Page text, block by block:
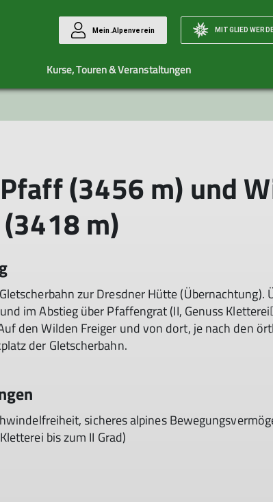
Mein.Alpenverein MITGLIED
Kurse, Touren & Veranstaltungen
Kursübersicht
Jugendgruppe
Montagsbergtouren
Mitgliedschaft
(3456 m) und
m)
zur Dresdner Hütte (Übernachtung).
im Abstieg über Pfaffengrat (II, Genuss
den Wilden Freiger und von dort, je nach den
der Gletscherbahn.
sicheres alpines
bis zum II Grad)